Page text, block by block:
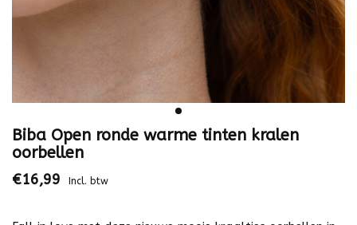
Biba Open ronde warme tinten kralen
oorbellen
€16,99 Incl. btw